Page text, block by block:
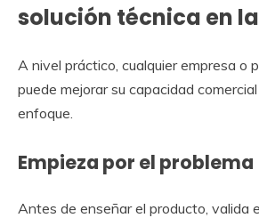
solución técnica en
A nivel práctico, cualquier empresa o
puede mejorar su capacidad
enfoque.
Empieza por el problema
Antes de enseñar el producto, valida